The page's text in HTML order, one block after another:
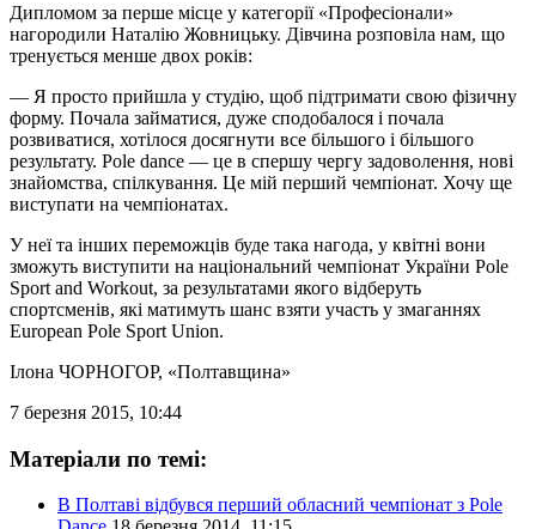
Дипломом за перше місце у категорії «Професіонали»
нагородили Наталію Жовницьку. Дівчина розповіла нам, що
тренується менше двох років:
— Я просто прийшла у студію, щоб підтримати свою фізичну
форму. Почала займатися, дуже сподобалося і почала
розвиватися, хотілося досягнути все більшого і більшого
результату. Pole dance — це в спершу чергу задоволення, нові
знайомства, спілкування. Це мій перший чемпіонат. Хочу ще
виступати на чемпіонатах.
У неї та інших переможців буде така нагода, у квітні вони
зможуть виступити на національний чемпіонат України Pole
Sport and Workout, за результатами якого відберуть
спортсменів, які матимуть шанс взяти участь у змаганнях
European Pole Sport Union.
Ілона ЧОРНОГОР, «Полтавщина»
7 березня 2015, 10:44
Матеріали по темі:
В Полтаві відбувся перший обласний чемпіонат з Pole